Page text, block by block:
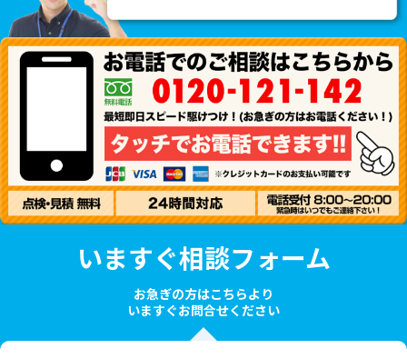
いますぐ相談フォーム
お急ぎの方はこちらより
いますぐお問合せください